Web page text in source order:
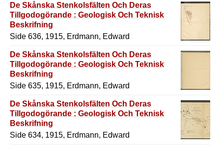
De Skånska Stenkolsfälten Och Deras
Tillgodogörande : Geologisk Och Teknisk
Beskrifning
Side 636, 1915, Erdmann, Edward
De Skånska Stenkolsfälten Och Deras
Tillgodogörande : Geologisk Och Teknisk
Beskrifning
Side 635, 1915, Erdmann, Edward
De Skånska Stenkolsfälten Och Deras
Tillgodogörande : Geologisk Och Teknisk
Beskrifning
Side 634, 1915, Erdmann, Edward